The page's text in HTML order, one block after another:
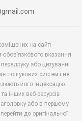
на сайті
вказання
або цитуванні
пошукових систем і не
його індексацію.
інших веб-ресурсів
або в першому
до оригінальної